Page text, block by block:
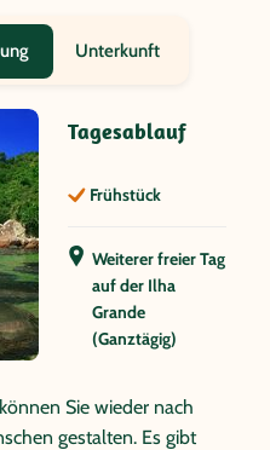
Unterkunft
Tagesablauf
Frühstück
Weiterer freier Tag
auf der Ilha
Grande
(Ganztägig)
Sie wieder nach
gestalten. Es gibt